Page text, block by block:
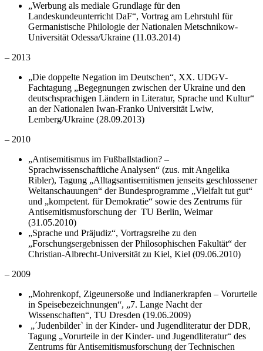
„Werbung als mediale Grundlage für den
Landeskundeunterricht DaF“, Vortrag am Lehrstuhl für
Germanistische Philologie der Nationalen Metschnikow-
Universität Odessa/Ukraine (11.03.2014)
– 2013
„Die doppelte Negation im Deutschen“, XX. UDGV-
Fachtagung „Begegnungen zwischen der Ukraine und den
deutschsprachigen Ländern in Literatur, Sprache und Kultur“
an der Nationalen Iwan-Franko Universität Lwiw,
Lemberg/Ukraine (28.09.2013)
– 2010
„Antisemitismus im Fußballstadion? –
Sprachwissenschaftliche Analysen“ (zus. mit Angelika
Ribler), Tagung „Alltagsantisemitismen jenseits geschlossener
Weltanschauungen“ der Bundesprogramme „Vielfalt tut gut“
und „kompetent. für Demokratie“ sowie des Zentrums für
Antisemitismusforschung der TU Berlin, Weimar
(31.05.2010)
„Sprache und Präjudiz“, Vortragsreihe zu den
„Forschungsergebnissen der Philosophischen Fakultät“ der
Christian-Albrecht-Universität zu Kiel, Kiel (09.06.2010)
– 2009
„Mohrenkopf, Zigeunersoße und Indianerkrapfen – Vorurteile
in Speisebezeichnungen“, „7. Lange Nacht der
Wissenschaften“, TU Dresden (19.06.2009)
„´Judenbilder` in der Kinder- und Jugendliteratur der DDR,
Tagung „Vorurteile in der Kinder- und Jugendliteratur“ des
Zentrums für Antisemitismusforschung der Technischen